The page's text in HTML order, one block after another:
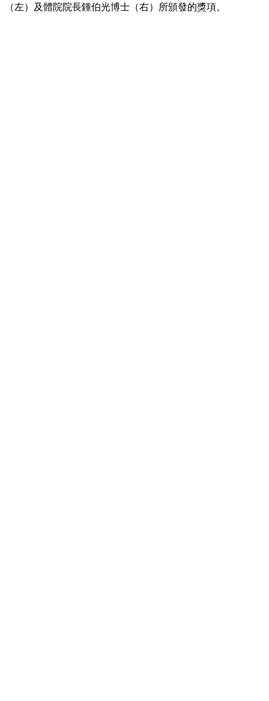
（左）及體院院長鍾伯光博士（右）所頒發的獎項。